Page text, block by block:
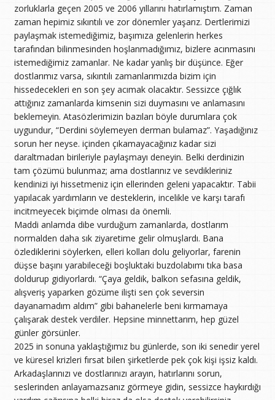
zorluklarla geçen 2005 ve 2006 yıllarını hatırlamıştım. Zaman
zaman hepimiz sıkıntılı ve zor dönemler yaşarız. Dertlerimizi
paylaşmak istemediğimiz, başımıza gelenlerin herkes
tarafından bilinmesinden hoşlanmadığımız, bizlere acınmasını
istemediğimiz zamanlar. Ne kadar yanlış bir düşünce. Eğer
dostlarımız varsa, sıkıntılı zamanlarımızda bizim için
hissedecekleri en son şey acımak olacaktır. Sessizce çığlık
attığınız zamanlarda kimsenin sizi duymasını ve anlamasını
beklemeyin. Atasözlerimizin bazıları böyle durumlara çok
uygundur, “Derdini söylemeyen derman bulamaz”. Yaşadığınız
sorun her neyse. içinden çıkamayacağınız kadar sizi
daraltmadan birileriyle paylaşmayı deneyin. Belki derdinizin
tam çözümü bulunmaz; ama dostlarınız ve sevdikleriniz
kendinizi iyi hissetmeniz için ellerinden geleni yapacaktır. Tabii
yapılacak yardımların ve desteklerin, incelikle ve karşı tarafı
incitmeyecek biçimde olması da önemli.
Maddi anlamda dibe vurduğum zamanlarda, dostlarım
normalden daha sık ziyaretime gelir olmuşlardı. Bana
özlediklerini söylerken, elleri kolları dolu geliyorlar, farenin
düşse başını yarabileceği boşluktaki buzdolabımı tıka basa
doldurup gidiyorlardı. “Çaya geldik, balkon sefasına geldik,
alışveriş yaparken gözüme ilişti sen çok seversin
dayanamadım aldım” gibi bahanelerle beni kırmamaya
çalışarak destek verdiler. Hepsine minnettarım, hep güzel
günler görsünler.
2025 in sonuna yaklaştığımız bu günlerde, son iki senedir yerel
ve küresel krizleri fırsat bilen şirketlerde pek çok kişi işsiz kaldı.
Arkadaşlarınızı ve dostlarınızı arayın, hatırlarını sorun,
seslerinden anlayamazsanız görmeye gidin, sessizce haykırdığı